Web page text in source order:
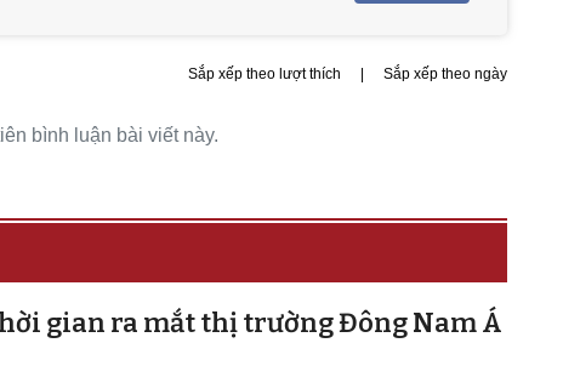
Sắp xếp theo lượt thích Sắp xếp theo ngày
bình luận bài viết này.
gian ra mắt thị trường Đông Nam Á